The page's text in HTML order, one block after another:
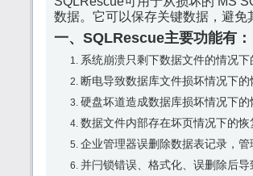
数据。它可以保存关键数据，避免
一、SQLRescue主要功能有：
系统崩溃只剩下数据文件的情况
断电导致数据库文件损坏情况下的
硬盘坏道造成数据库损坏情况下的
数据文件内部存在坏页情况下的恢
企业管理器误删除数据表记录，
并闩锁错误、格式化、误删除后导